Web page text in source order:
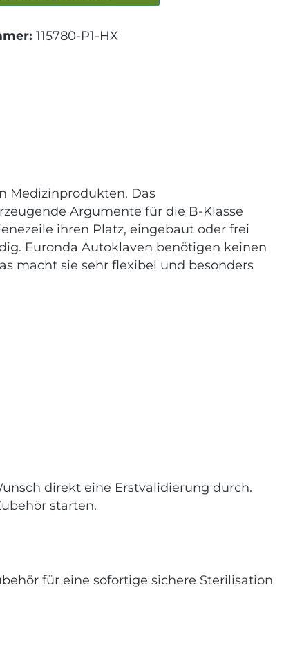
115780-P1-HX
Medizinprodukten. Das
Argumente für die B-Klasse
ihren Platz, eingebaut oder frei
Euronda Autoklaven benötigen keinen
macht sie sehr flexibel und besonders
direkt eine Erstvalidierung durch.
starten.
für eine sofortige sichere Sterilisation